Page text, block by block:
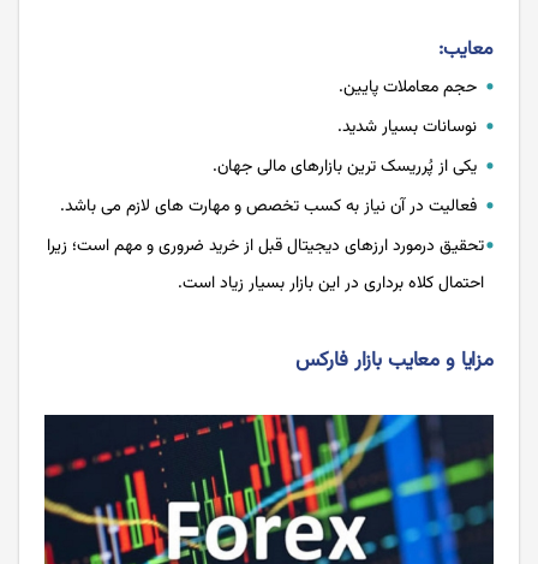
معایب:
حجم معاملات پایین.
نوسانات بسیار شدید.
یکی از پُرریسک ترین بازارهای مالی جهان.
فعالیت در آن نیاز به کسب تخصص و مهارت های لازم می باشد.
تحقیق درمورد ارزهای دیجیتال قبل از خرید ضروری و مهم است؛ زیرا
احتمال کلاه برداری در این بازار بسیار زیاد است.
مزایا و معایب بازار فارکس